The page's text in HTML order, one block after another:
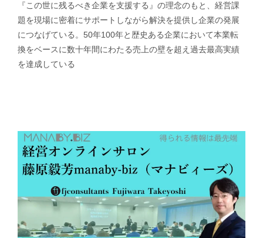
『この世に残るべき企業を支援する』の理念のもと、経営課
題を現場に密着にサポートしながら解決を提供し企業の発展
につなげている。50年100年と歴史ある企業において本業転
換をベースに数十年間にわたる売上の壁を超え過去最高実績
を達成している